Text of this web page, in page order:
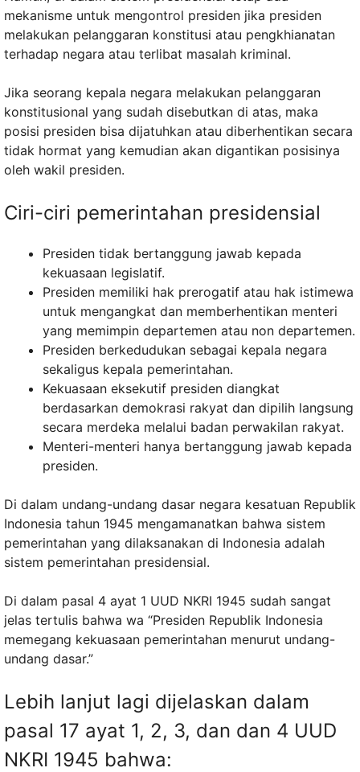
mekanisme untuk mengontrol presiden jika presiden
melakukan pelanggaran konstitusi atau pengkhianatan
terhadap negara atau terlibat masalah kriminal.
Jika seorang kepala negara melakukan pelanggaran
konstitusional yang sudah disebutkan di atas, maka
posisi presiden bisa dijatuhkan atau diberhentikan secara
tidak hormat yang kemudian akan digantikan posisinya
oleh wakil presiden.
Ciri-ciri pemerintahan presidensial
Presiden tidak bertanggung jawab kepada
kekuasaan legislatif.
Presiden memiliki hak prerogatif atau hak istimewa
untuk mengangkat dan memberhentikan menteri
yang memimpin departemen atau non departemen.
Presiden berkedudukan sebagai kepala negara
sekaligus kepala pemerintahan.
Kekuasaan eksekutif presiden diangkat
berdasarkan demokrasi rakyat dan dipilih langsung
secara merdeka melalui badan perwakilan rakyat.
Menteri-menteri hanya bertanggung jawab kepada
presiden.
Di dalam undang-undang dasar negara kesatuan Republik
Indonesia tahun 1945 mengamanatkan bahwa sistem
pemerintahan yang dilaksanakan di Indonesia adalah
sistem pemerintahan presidensial.
Di dalam pasal 4 ayat 1 UUD NKRI 1945 sudah sangat
jelas tertulis bahwa wa “Presiden Republik Indonesia
memegang kekuasaan pemerintahan menurut undang-
undang dasar.”
Lebih lanjut lagi dijelaskan dalam
pasal 17 ayat 1, 2, 3, dan dan 4 UUD
NKRI 1945 bahwa: